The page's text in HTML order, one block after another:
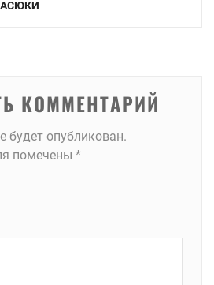
КОММЕНТАРИЙ
будет опубликован.
помечены *